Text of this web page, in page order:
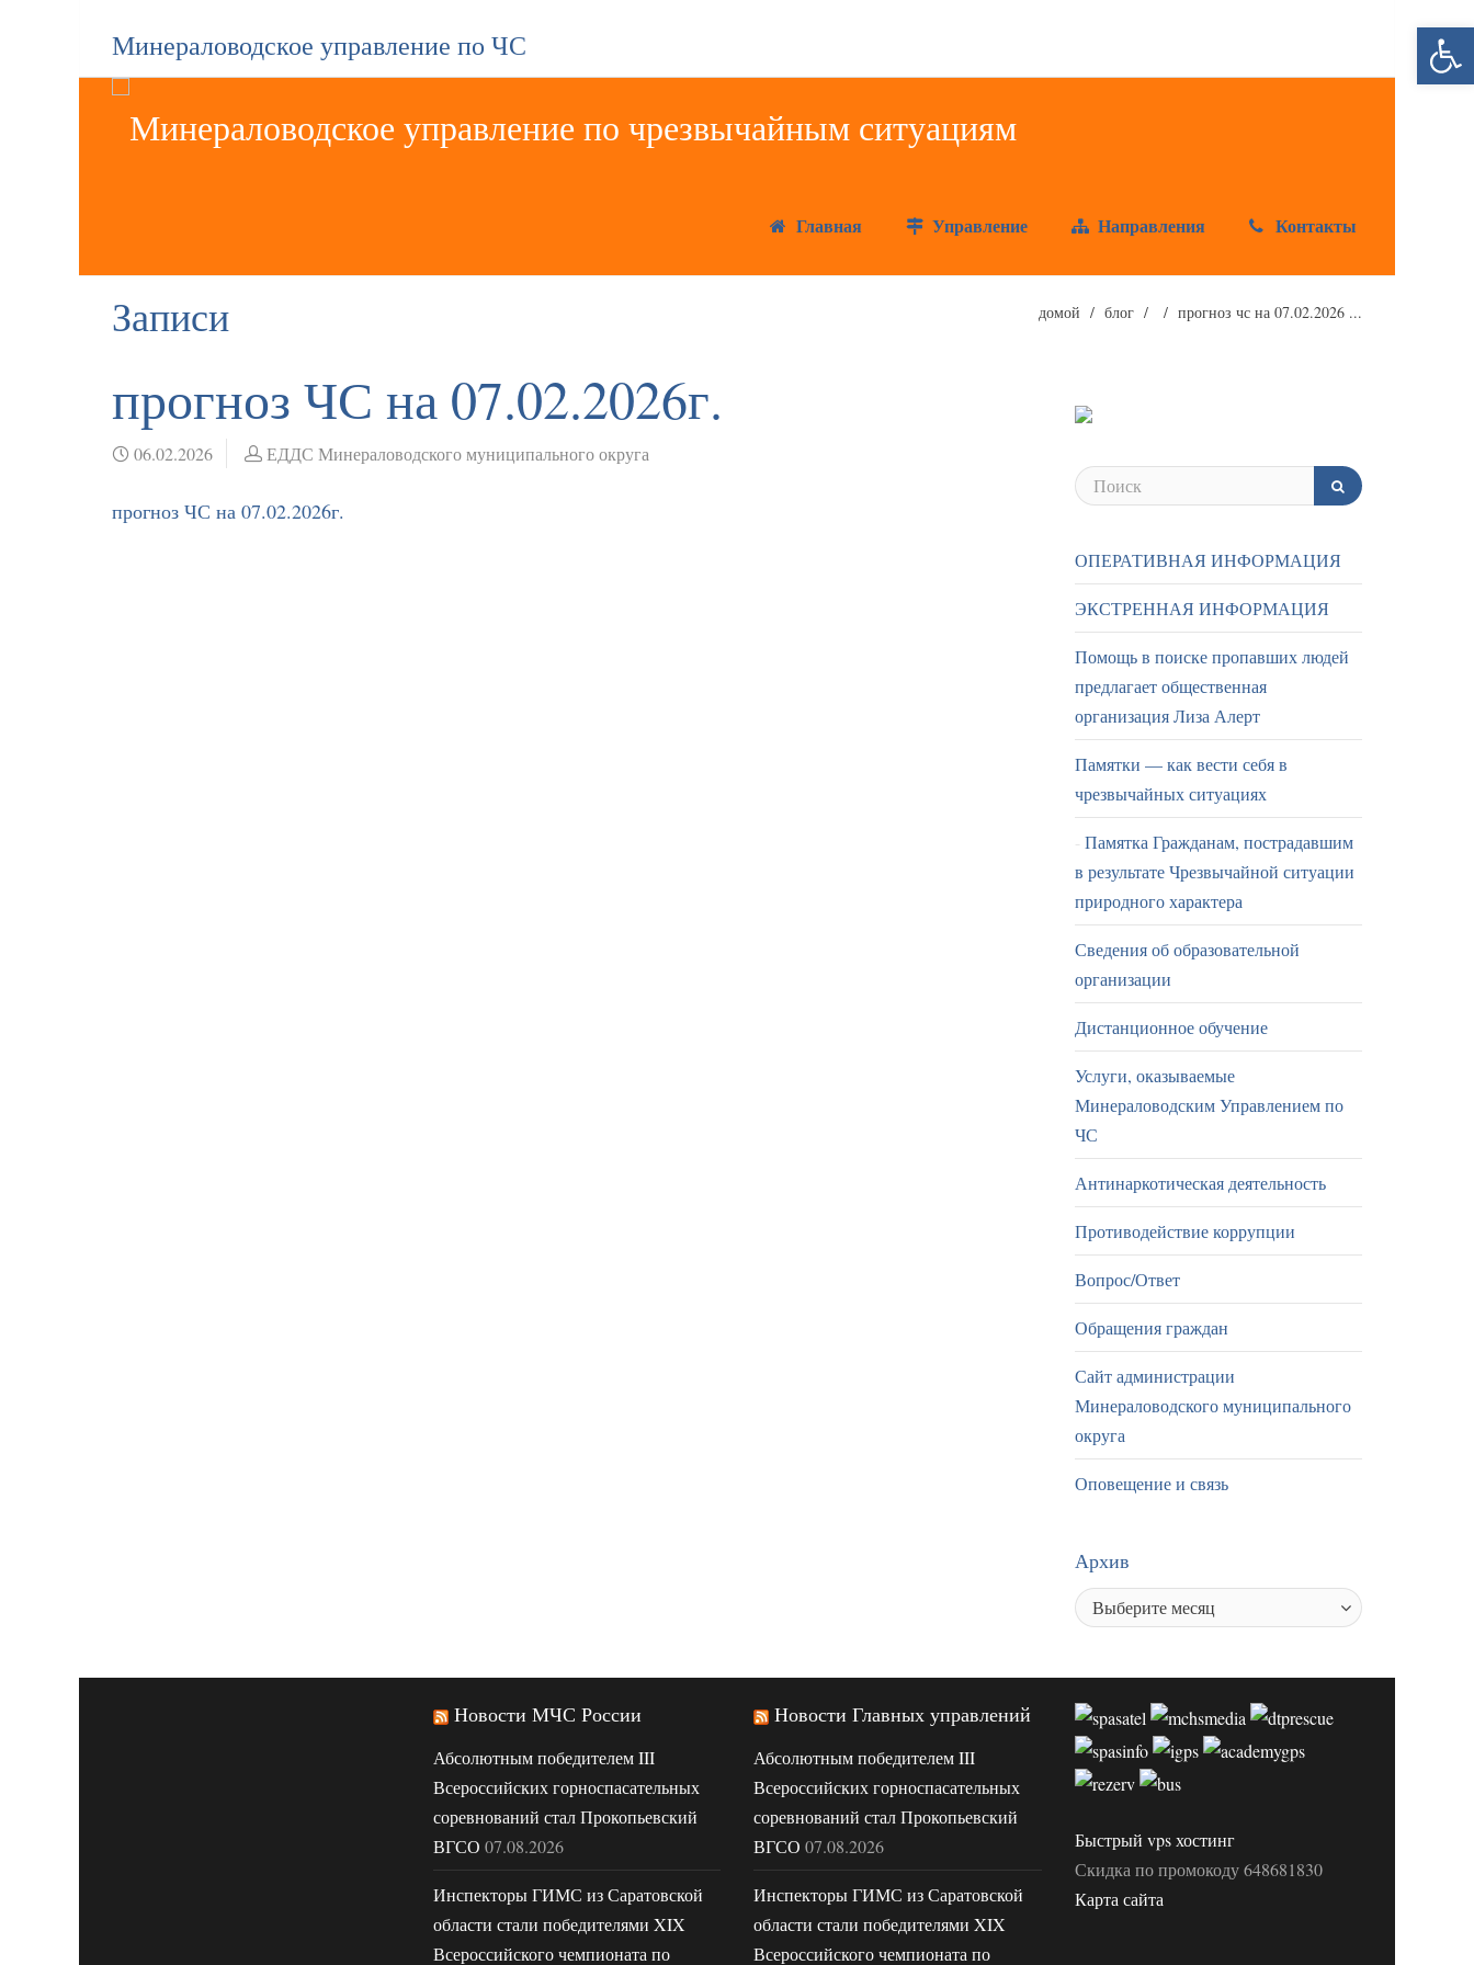
Минераловодское управление по ЧС
Главная Управление Направления Контакты
Записи домой блог прогноз чс на 07.02.2026 ...
прогноз ЧС на 07.02.2026г.
06.02.2026 ЕДДС Минераловодского муниципального округа
прогноз ЧС на 07.02.2026г.
ОПЕРАТИВНАЯ ИНФОРМАЦИЯ
ЭКСТРЕННАЯ ИНФОРМАЦИЯ
Помощь в поиске пропавших людей
предлагает общественная
организация Лиза Алерт
Памятки — как вести себя в
чрезвычайных ситуациях
Памятка Гражданам, пострадавшим
в результате Чрезвычайной ситуации
природного характера
Сведения об образовательной
организации
Дистанционное обучение
Услуги, оказываемые
Минераловодским Управлением по
ЧС
Антинаркотическая деятельность
Противодействие коррупции
Вопрос/Ответ
Обращения граждан
Сайт администрации
Минераловодского муниципального
округа
Оповещение и связь
Архив
Новости МЧС России
Абсолютным победителем III
Всероссийских горноспасательных
соревнований стал Прокопьевский
ВГСО 07.08.2026
Инспекторы ГИМС из Саратовской
области стали победителями XIX
Всероссийского чемпионата по
Новости Главных управлений
Абсолютным победителем III
Всероссийских горноспасательных
соревнований стал Прокопьевский
ВГСО 07.08.2026
Инспекторы ГИМС из Саратовской
области стали победителями XIX
Всероссийского чемпионата по
Быстрый vps хостинг
Скидка по промокоду 648681830
Карта сайта